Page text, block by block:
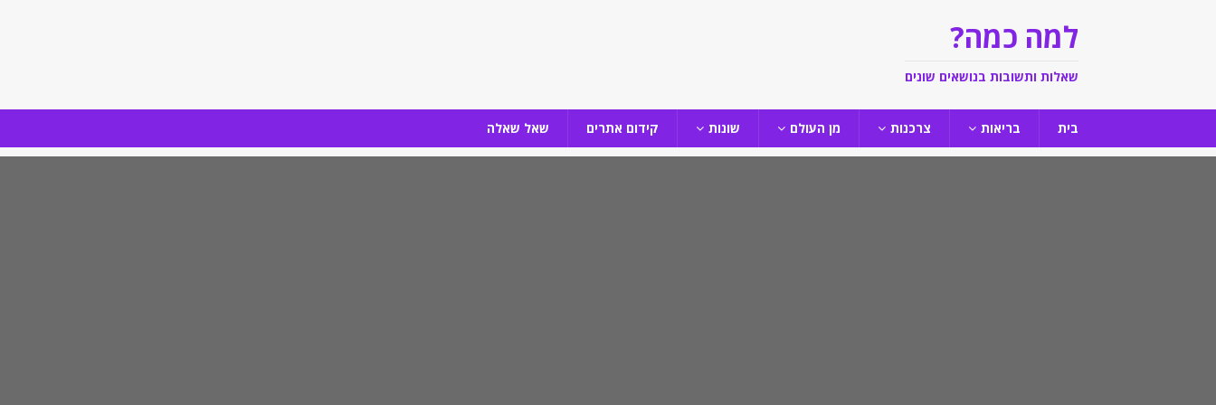
למה כמה?
שאלות ותשובות בנושאים שונים
בית בריאות צרכנות מן העולם שונות קידום אתרים שאל שאלה